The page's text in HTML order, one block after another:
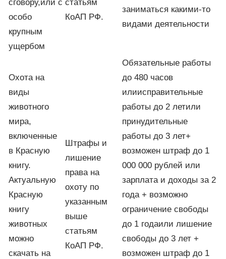
сговору,или с
особо
крупным
ущербом
статьям
КоАП РФ.
заниматься какими-то
видами деятельности
Охота на
виды
животного
мира,
включенные
в Красную
книгу.
Актуальную
Красную
книгу
животных
можно
скачать на
Штрафы и
лишение
права на
охоту по
указанным
выше
статьям
КоАП РФ.
Обязательные работы
до 480 часов
илиисправительные
работы до 2 летили
принудительные
работы до 3 лет+
возможен штраф до 1
000 000 рублей или
зарплата и доходы за 2
года + возможно
ограничение свободы
до 1 годаили лишение
свободы до 3 лет +
возможен штраф до 1